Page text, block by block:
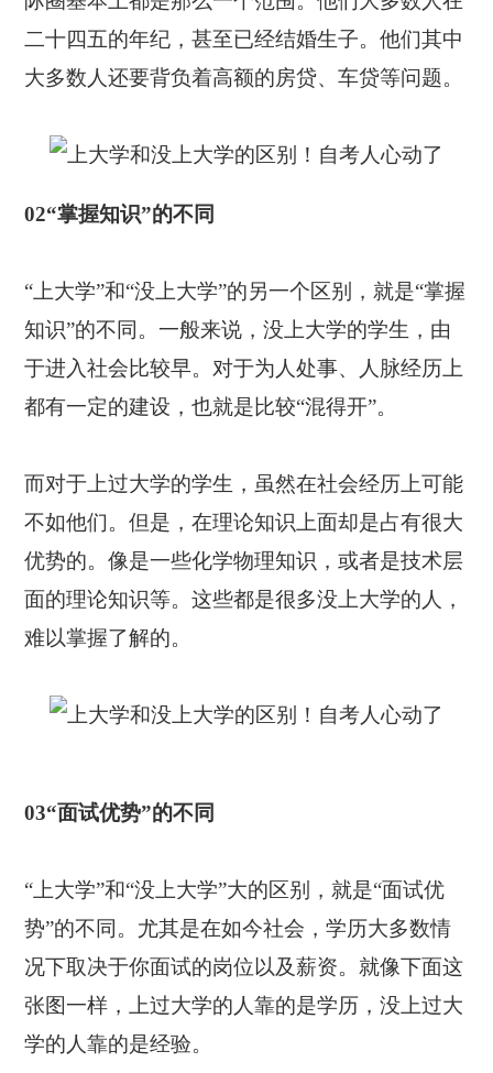
二十四五的年纪，甚至已经结婚生子。他们其中
大多数人还要背负着高额的房贷、车贷等问题。
02“掌握知识”的不同
“上大学”和“没上大学”的另一个区别，就是“掌握
知识”的不同。一般来说，没上大学的学生，由
于进入社会比较早。对于为人处事、人脉经历上
都有一定的建设，也就是比较“混得开”。
而对于上过大学的学生，虽然在社会经历上可能
不如他们。但是，在理论知识上面却是占有很大
优势的。像是一些化学物理知识，或者是技术层
面的理论知识等。这些都是很多没上大学的人，
难以掌握了解的。
03“面试优势”的不同
“上大学”和“没上大学”大的区别，就是“面试优
势”的不同。尤其是在如今社会，学历大多数情
况下取决于你面试的岗位以及薪资。就像下面这
张图一样，上过大学的人靠的是学历，没上过大
学的人靠的是经验。